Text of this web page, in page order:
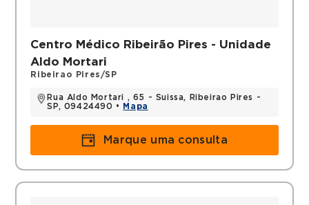
Centro Médico Ribeirão Pires - Unidade
Aldo Mortari
Ribeirao Pires/SP
Rua Aldo Mortari , 65 - Suissa, Ribeirao Pires -
SP, 09424490 •
Mapa
Marque uma consulta